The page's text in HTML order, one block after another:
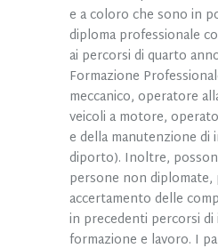
e a coloro che sono in
diploma professionale
ai percorsi di quarto
Formazione
meccanico, operatore
veicoli a motore,
e della manutenzione di
diporto). Inoltre,
persone non diplomate,
accertamento delle
in precedenti percorsi
formazione e lavoro. I